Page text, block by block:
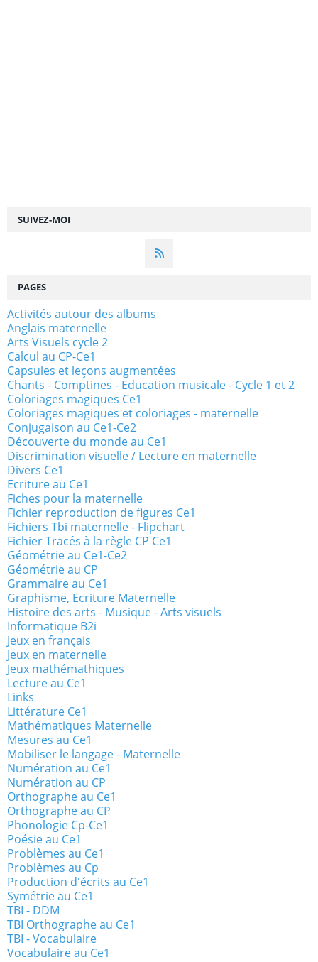
SUIVEZ-MOI
PAGES
Activités autour des albums
Anglais maternelle
Arts Visuels cycle 2
Calcul au CP-Ce1
Capsules et leçons augmentées
Chants - Comptines - Education musicale - Cycle 1 et 2
Coloriages magiques Ce1
Coloriages magiques et coloriages - maternelle
Conjugaison au Ce1-Ce2
Découverte du monde au Ce1
Discrimination visuelle / Lecture en maternelle
Divers Ce1
Ecriture au Ce1
Fiches pour la maternelle
Fichier reproduction de figures Ce1
Fichiers Tbi maternelle - Flipchart
Fichier Tracés à la règle CP Ce1
Géométrie au Ce1-Ce2
Géométrie au CP
Grammaire au Ce1
Graphisme, Ecriture Maternelle
Histoire des arts - Musique - Arts visuels
Informatique B2i
Jeux en français
Jeux en maternelle
Jeux mathémathiques
Lecture au Ce1
Links
Littérature Ce1
Mathématiques Maternelle
Mesures au Ce1
Mobiliser le langage - Maternelle
Numération au Ce1
Numération au CP
Orthographe au Ce1
Orthographe au CP
Phonologie Cp-Ce1
Poésie au Ce1
Problèmes au Ce1
Problèmes au Cp
Production d'écrits au Ce1
Symétrie au Ce1
TBI - DDM
TBI Orthographe au Ce1
TBI - Vocabulaire
Vocabulaire au Ce1